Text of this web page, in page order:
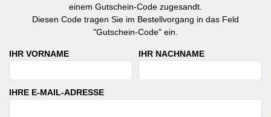
einem Gutschein-Code zugesandt.
Diesen Code tragen Sie im Bestellvorgang in das Feld
"Gutschein-Code" ein.
IHR VORNAME IHR NACHNAME
IHRE E-MAIL-ADRESSE